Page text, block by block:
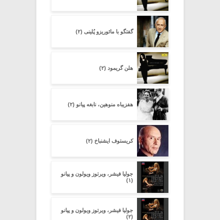
گفتگو با مائوریزو پُلینی (۲)
هلن گریمود (۲)
هفزیباه منوهین، نابغه پیانو (۲)
کریستوف ایشنباخ (۲)
جولیا فیشر، ویرتوز ویولون و پیانو
(۱)
جولیا فیشر، ویرتوز ویولون و پیانو
(۲)